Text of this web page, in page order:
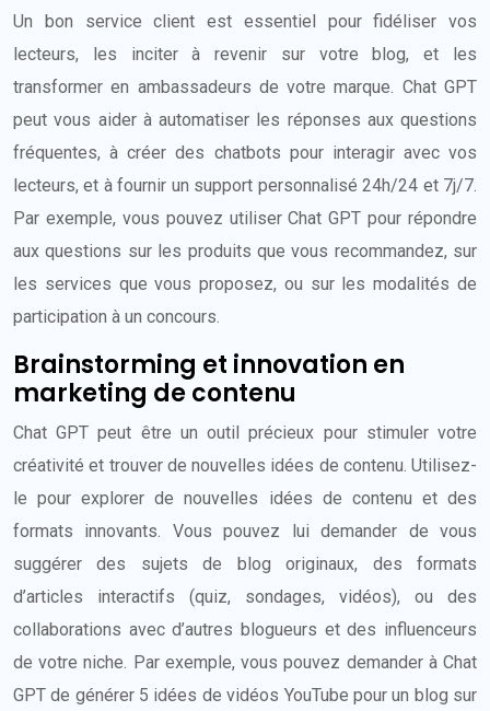
Un bon service client est essentiel pour fidéliser vos
lecteurs, les inciter à revenir sur votre blog, et les
transformer en ambassadeurs de votre marque. Chat GPT
peut vous aider à automatiser les réponses aux questions
fréquentes, à créer des chatbots pour interagir avec vos
lecteurs, et à fournir un support personnalisé 24h/24 et 7j/7.
Par exemple, vous pouvez utiliser Chat GPT pour répondre
aux questions sur les produits que vous recommandez, sur
les services que vous proposez, ou sur les modalités de
participation à un concours.
Brainstorming et innovation en
marketing de contenu
Chat GPT peut être un outil précieux pour stimuler votre
créativité et trouver de nouvelles idées de contenu. Utilisez-
le pour explorer de nouvelles idées de contenu et des
formats innovants. Vous pouvez lui demander de vous
suggérer des sujets de blog originaux, des formats
d’articles interactifs (quiz, sondages, vidéos), ou des
collaborations avec d’autres blogueurs et des influenceurs
de votre niche. Par exemple, vous pouvez demander à Chat
GPT de générer 5 idées de vidéos YouTube pour un blog sur